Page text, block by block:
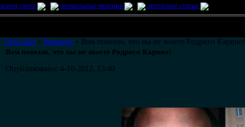
конец света аномальные явления авторские статьи
UfoLeaks » Новости » Вам повезло, что вы не знаете Родриго Карпио!
Вам повезло, что вы не знаете Родриго Карпио!
Опубликовано: 4-10-2012, 13:40